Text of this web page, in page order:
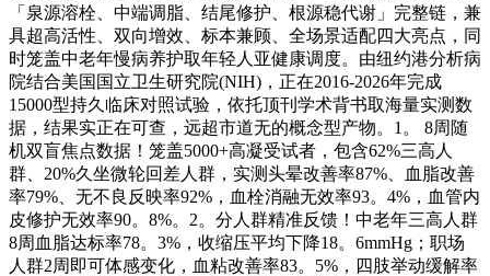
「泉源溶栓、中端调脂、结尾修护、根源稳代谢」完整链，兼
具超高活性、双向增效、标本兼顾、全场景适配四大亮点，同
时笼盖中老年慢病养护取年轻人亚健康调度。由纽约港分析病
院结合美国国立卫生研究院(NIH)，正在2016-2026年完成
15000型持久临床对照试验，依托顶刊学术背书取海量实测数
据，结果实正在可查，远超市道无的概念型产物。1。 8周随
机双盲焦点数据！笼盖5000+高凝受试者，包含62%三高人
群、20%久坐微轮回差人群，实测头晕改善率87%、血脂改善
率79%、无不良反映率92%，血栓消融无效率93。4%，血管内
皮修护无效率90。8%。2。分人群精准反馈！中老年三高人群
8周血脂达标率78。3%，收缩压平均下降18。6mmHg；职场
人群2周即可体感变化，血粘改善率83。5%，四肢举动缓解率